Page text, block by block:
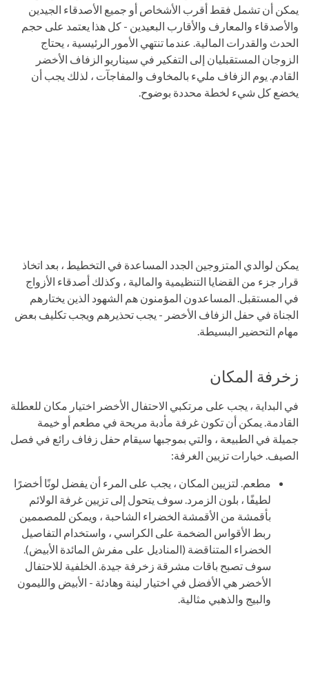
يمكن أن تشمل فقط أقرب الأشخاص أو جميع الأصدقاء الجيدين
والأصدقاء والمعارف والأقارب البعيدين - كل هذا يعتمد على حجم
الحدث والقدرات المالية. عندما تنتهي الأمور الرئيسية ، يحتاج
الزوجان المستقبليان إلى التفكير في سيناريو الزفاف الأخضر
القادم. يوم الزفاف مليء بالمخاوف والمفاجآت ، لذلك يجب أن
يخضع كل شيء لخطة محددة بوضوح.
يمكن لوالدي المتزوجين الجدد المساعدة في التخطيط ، بعد اتخاذ
قرار جزء من القضايا التنظيمية والمالية ، وكذلك أصدقاء الأزواج
في المستقبل. المساعدون المؤمنون هم الشهود الذين يختارهم
الجناة في حفل الزفاف الأخضر - يجب تحذيرهم ويجب تكليف بعض
مهام التحضير البسيطة.
زخرفة المكان
في البداية ، يجب على مرتكبي الاحتفال الأخضر اختيار مكان للعطلة
القادمة. يمكن أن تكون غرفة مأدبة مريحة في مطعم أو خيمة
جميلة في الطبيعة ، والتي بموجبها سيقام حفل زفاف رائع في فصل
الصيف. خيارات تزيين الغرفة:
مطعم. لتزيين المكان ، يجب على المرء أن يفضل لونًا أخضرًا
لطيفًا ، بلون الزمرد. سوف يتحول إلى تزيين غرفة الولائم
بأقمشة من الأقمشة الخضراء الشاحبة ، ويمكن للمصممين
ربط الأقواس الضخمة على الكراسي ، واستخدام التفاصيل
الخضراء المتناقضة (المناديل على مفرش المائدة الأبيض).
سوف تصبح باقات مشرقة زخرفة جيدة. الخلفية للاحتفال
الأخضر هي الأفضل في اختيار لينة وهادئة - الأبيض والليمون
والبيج والذهبي مثالية.